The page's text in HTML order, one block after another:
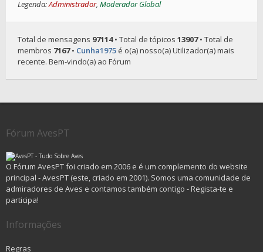
Legenda:Administrador, Moderador Global
Total de mensagens 97114• Total de tópicos 13907• Total de
membros 7167• Cunha1975 é o(a) nosso(a) Utilizador(a) mais
recente. Bem-vindo(a) ao Fórum
Fórum AvesPT
O Fórum AvesPT foi criado em 2006 e é um complemento do website
principal - AvesPT (este, criado em 2001). Somos uma comunidade de
admiradores de Aves e contamos também contigo - Regista-te e
participa!
Informações
Regras